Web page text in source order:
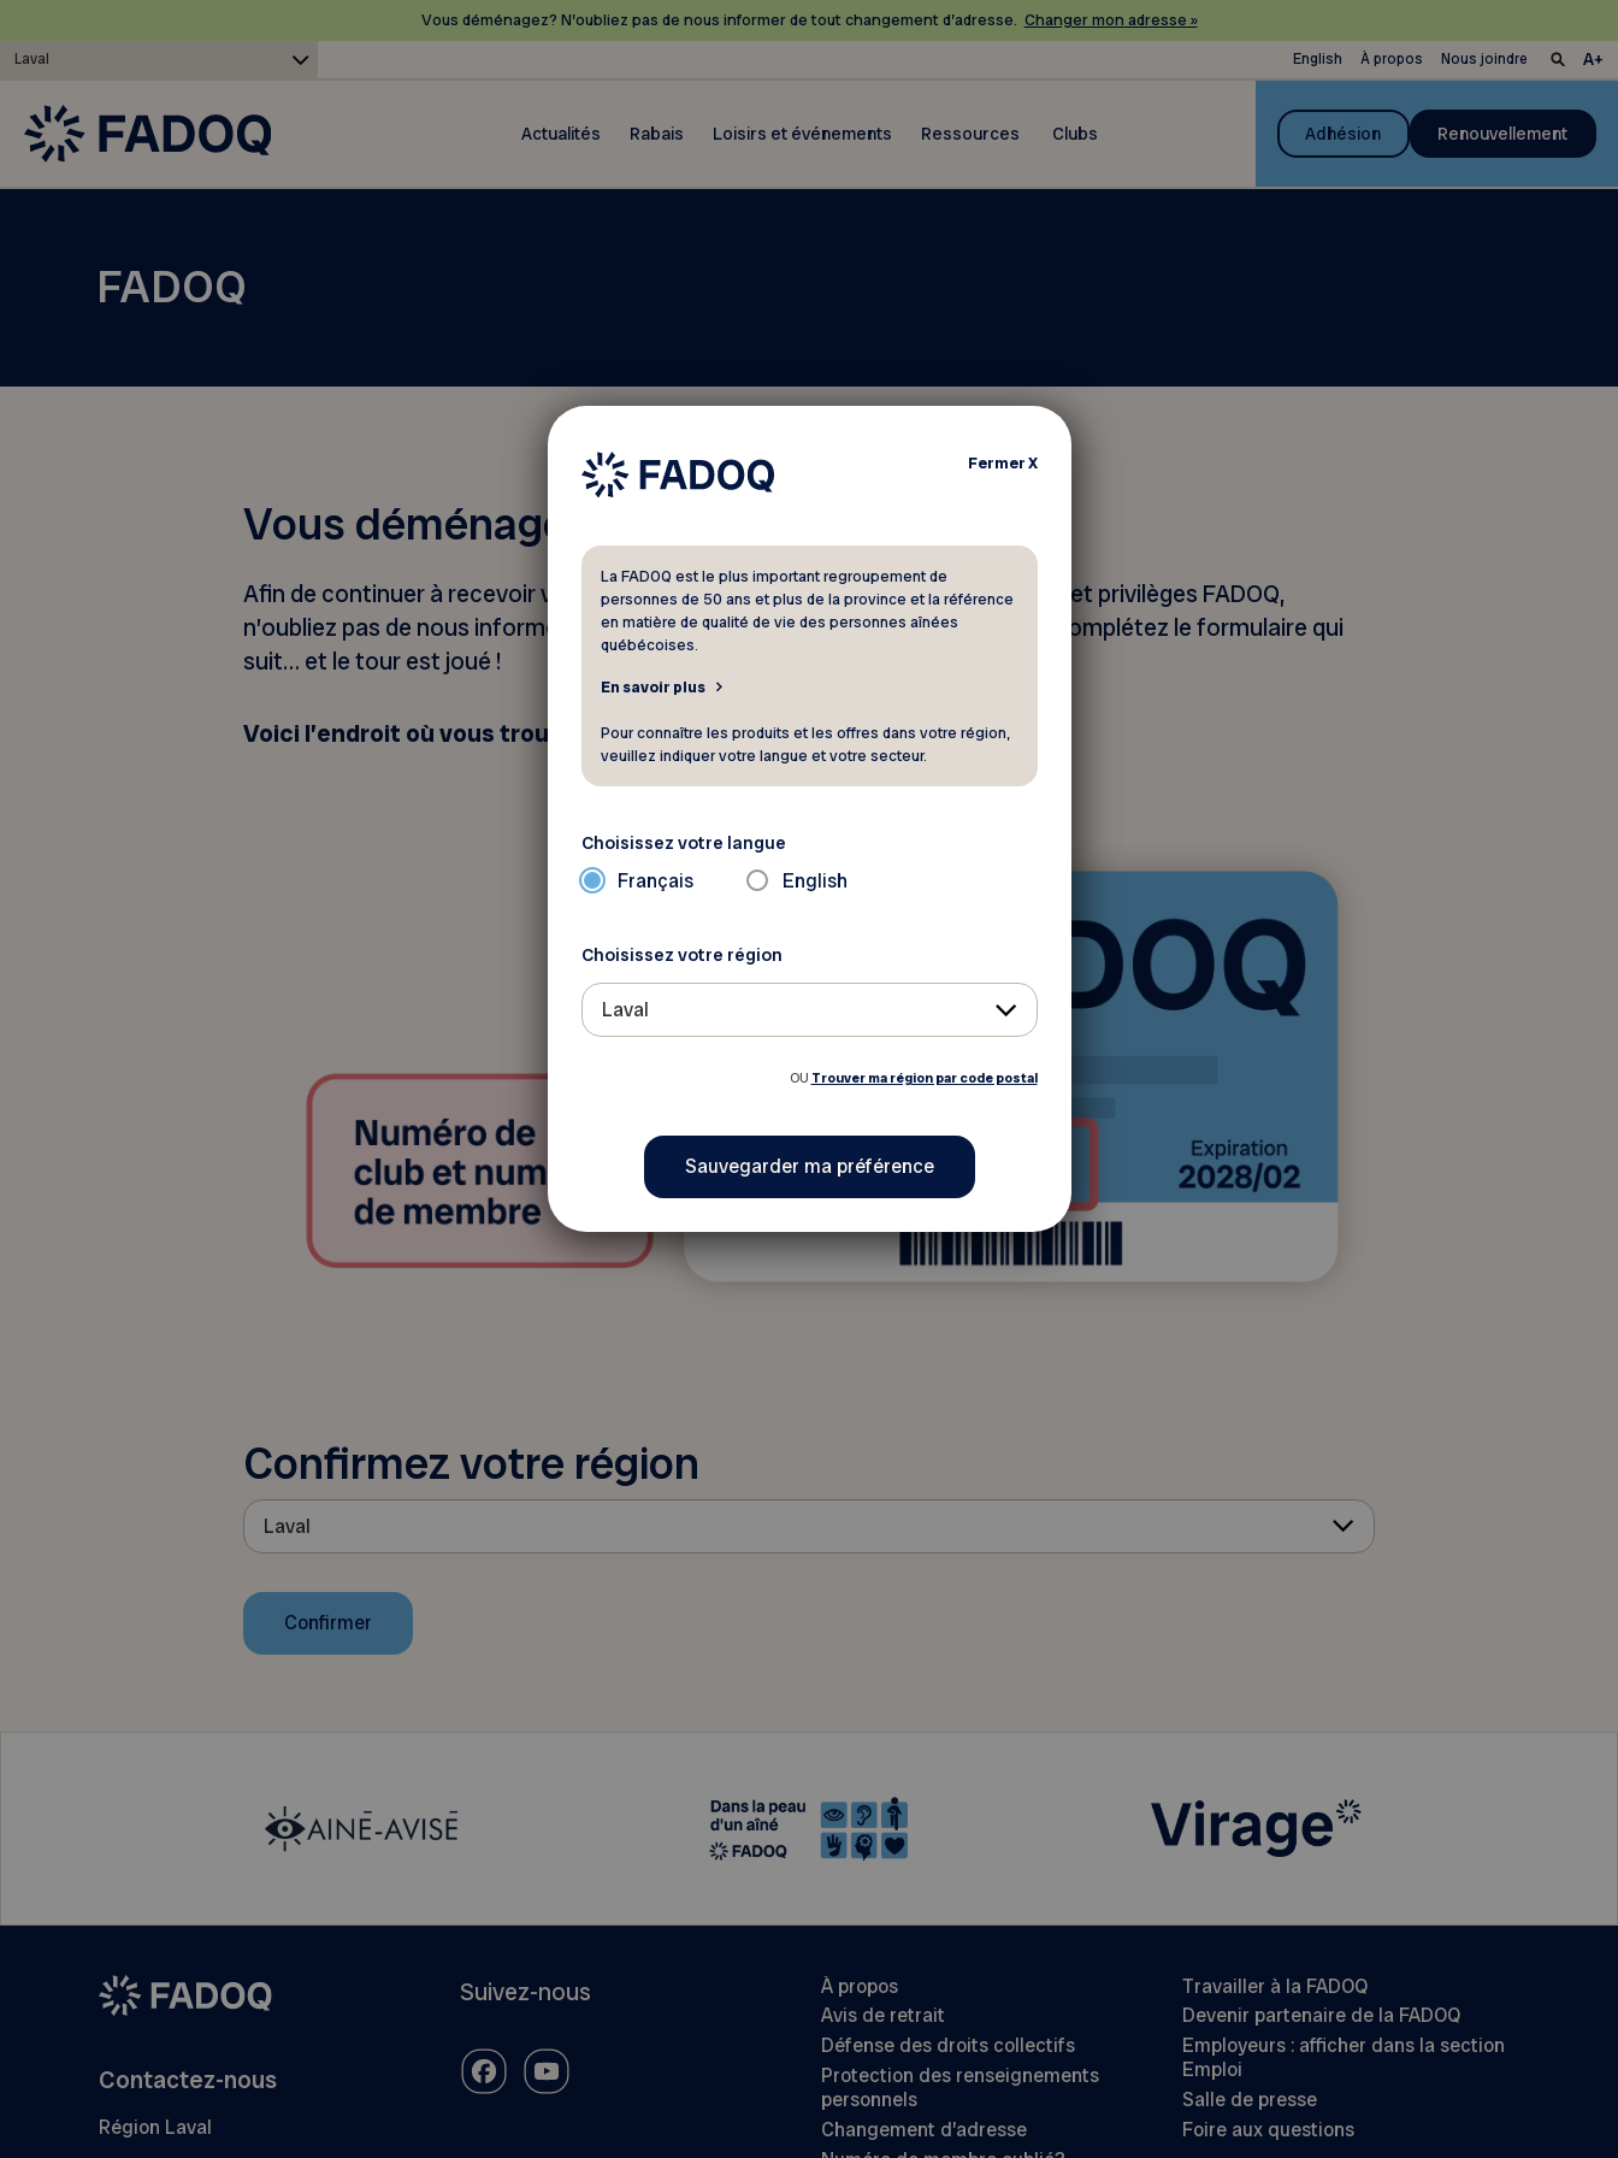
Vous déménagez? N’oubliez pas de nous informer de tout changement d’adresse. Changer mon adresse »
Laval English À propos Nous joindre
Actualités Rabais Loisirs et événements Ressources Clubs Adhésion Renouvellement
FADOQ
Vous déménagez?
Afin de continuer à recevoir votre magazineVirageet bénéficier de vos rabais et privilèges FADOQ,
n’oubliez pas de nous informer de tout changement d’adresse. Pour ce faire, complétez le formulaire qui
suit… et le tour est joué !
Voici l’endroit où vous trouverez vos numéros de club et de membre.
Confirmez votre région
Laval
Confirmer
Contactez-nous
Région Laval
Suivez-nous
À propos
Avis de retrait
Défense des droits collectifs
Protection des renseignements
personnels
Changement d’adresse
Travailler à la FADOQ
Devenir partenaire de la FADOQ
Employeurs : afficher dans la section
Emploi
Salle de presse
Foire aux questions
FermerX
La FADOQ est le plus important regroupement de
personnes de 50 ans et plus de la province et la référence
en matière de qualité de vie des personnes aînées
québécoises.
En savoir plus
Pour connaître les produits et les offres dans votre région,
veuillez indiquer votre langue et votre secteur.
Choisissez votre langue
Français English
Choisissez votre région
Laval
OU Trouver ma région par code postal